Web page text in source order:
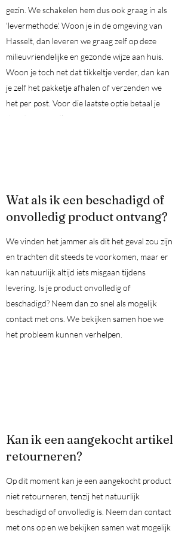
gezin. We schakelen hem dus ook graag in als
'levermethode'. Woon je in de omgeving van
Hasselt, dan leveren we graag zelf op deze
milieuvriendelijke en gezonde wijze aan huis.
Woon je toch net dat tikkeltje verder, dan kan
je zelf het pakketje afhalen of verzenden we
het per post. Voor die laatste optie betaal je
dan de verzendkost extra.
Wat als ik een beschadigd of
onvolledig product ontvang?
We vinden het jammer als dit het geval zou zijn
en trachten dit steeds te voorkomen, maar er
kan natuurlijk altijd iets misgaan tijdens
levering. Is je product onvolledig of
beschadigd? Neem dan zo snel als mogelijk
contact met ons. We bekijken samen hoe we
het probleem kunnen verhelpen.
Kan ik een aangekocht artikel
retourneren?
Op dit moment kan je een aangekocht product
niet retourneren, tenzij het natuurlijk
beschadigd of onvolledig is. Neem dan contact
met ons op en we bekijken samen wat mogelijk